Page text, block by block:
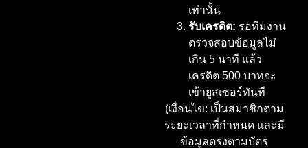
เท่านั้น
รับเครดิต: รอทีมงาน
ตรวจสอบข้อมูลไม่
เกิน 5 นาที แล้ว
เครดิต 500 บาทจะ
เข้ายูสเซอร์ทันที
(เงื่อนไข: เป็นสมาชิกตาม
ระยะเวลาที่กำหนด และมี
ข้อมูลตรงตามบัตร